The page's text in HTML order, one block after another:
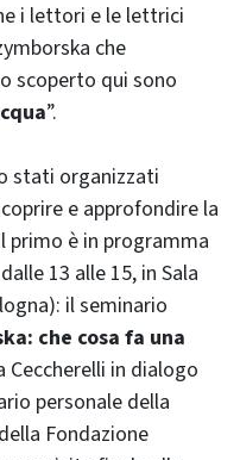
i lettori e le lettrici
che
scoperto qui sono
”.
stati organizzati
e approfondire la
primo è in programma
13 alle 15, in Sala
il seminario
che cosa fa una
Ceccherelli in dialogo
personale della
Fondazione